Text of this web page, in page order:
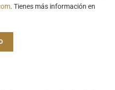
. Tienes más información en